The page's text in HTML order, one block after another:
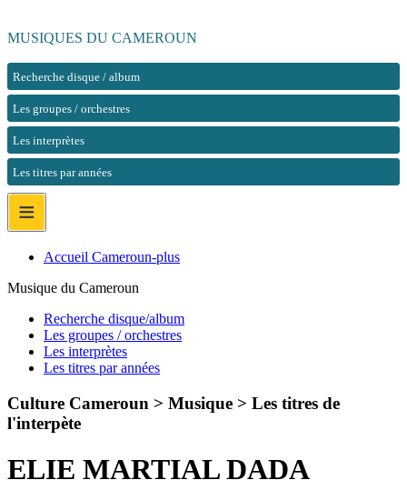
MUSIQUES DU CAMEROUN
Recherche disque / album
Les groupes / orchestres
Les interprètes
Les titres par années
≡
Accueil Cameroun-plus
Musique du Cameroun
Recherche disque/album
Les groupes / orchestres
Les interprètes
Les titres par années
Culture Cameroun > Musique > Les titres de
l'interpète
ELIE MARTIAL DADA